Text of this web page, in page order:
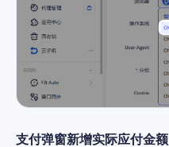
支付弹窗新增实际应付金额